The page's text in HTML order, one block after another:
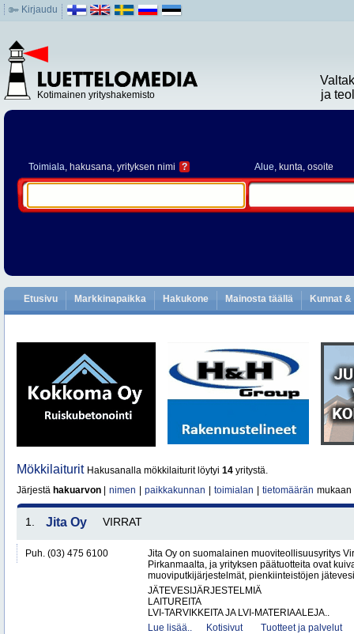
Kirjaudu
Kotimainen yrityshakemisto
ja
Toimiala, hakusana, yrityksen nimi ? Alue, kunta, osoite
Etusivu Markkinapaikka Hakukone Mainosta täällä Kunnat
Mökkilaiturit Hakusanalla mökkilaiturit löytyi 14 yritystä.
Järjestä hakuarvon nimen paikkakunnan toimialan tietomäärän mukaan
1. Jita Oy VIRRAT
Puh. (03) 475 6100
Jita Oy on suomalainen muoviteollisuusyritys
Pirkanmaalta, ja yrityksen päätuotteita ovat
muoviputkijärjestelmät, pienkiinteistöjen
JÄTEVESIJÄRJESTELMIÄ
LAITUREITA
LVI-TARVIKKEITA JA LVI-MATERIAALEJA..
Lue lisää..
Kotisivut Tuotteet ja palvelut